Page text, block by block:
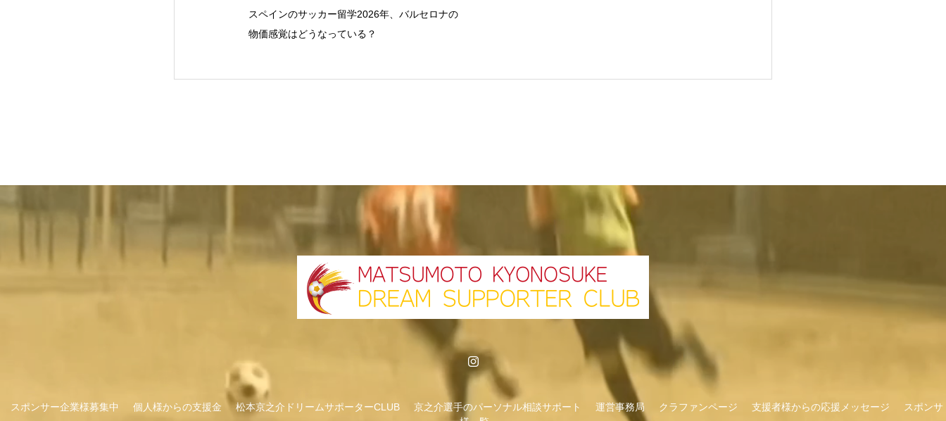
スペインのサッカー留学2026年、バルセロナの
物価感覚はどうなっている？
スポンサー企業様募集中 個人様からの支援金 松本京之介ドリームサポーターCLUB 京之介選手のパーソナル相談サポート 運営事務局 クラファンページ 支援者様からの応援メッセージ
スポンサ